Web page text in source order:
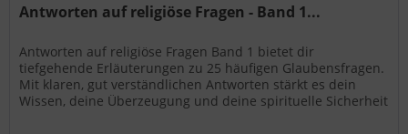
Antworten auf religiöse Fragen - Band 1...
Antworten auf religiöse Fragen Band 1 bietet dir
tiefgehende Erläuterungen zu 25 häufigen Glaubensfragen.
Mit klaren, gut verständlichen Antworten stärkt es dein
Wissen, deine Überzeugung und deine spirituelle Sicherheit